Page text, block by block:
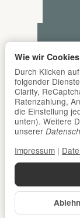
Alle
Wie wir
Durch Klicken
folgender
Clarity,
Ratenzahlung,
die Einstellung
unten). Weitere
unserer
Impressum |